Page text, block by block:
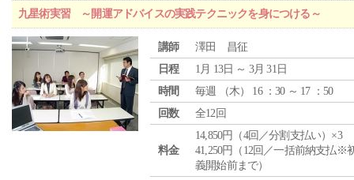
九星術実習 ～開運アドバイスの実践テクニックを身につける～
講師
澤田 昌征
日程
1月 13日 ～ 3月 31日
時間
毎週 （木） 16 ：30 ～ 17 ：50
回数
全12回
料金
14,850円（4回／分割支払い）×3
41,250円（12回／一括前納支払※
義開始前まで）